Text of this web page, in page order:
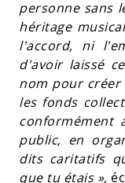
personne sans
héritage
l'accord, ni
d'avoir laissé
nom pour créer
les fonds
conformément
public, en
dits caritatifs
que tu étais »,